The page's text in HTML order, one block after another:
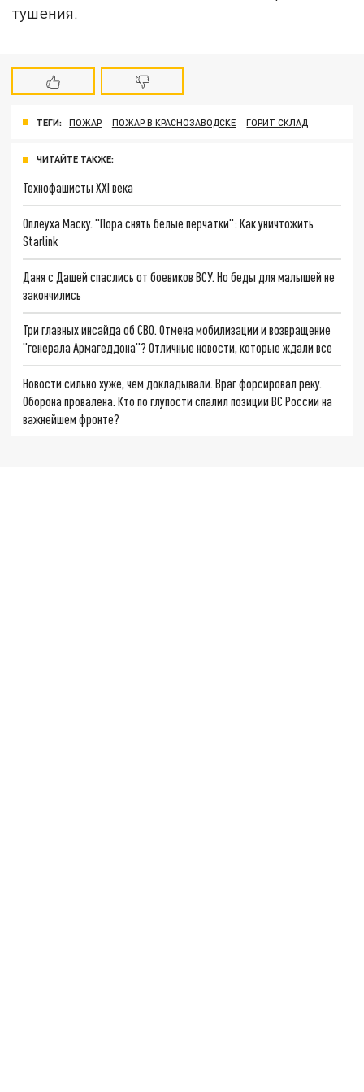
тушения.
ТЕГИ: ПОЖАР ПОЖАР В КРАСНОЗАВОДСКЕ ГОРИТ СКЛАД
ЧИТАЙТЕ ТАКЖЕ:
Технофашисты XXI века
Оплеуха Маску. "Пора снять белые перчатки": Как уничтожить
Starlink
Даня с Дашей спаслись от боевиков ВСУ. Но беды для малышей не
закончились
Три главных инсайда об СВО. Отмена мобилизации и возвращение
"генерала Армагеддона"? Отличные новости, которые ждали все
Новости сильно хуже, чем докладывали. Враг форсировал реку.
Оборона провалена. Кто по глупости спалил позиции ВС России на
важнейшем фронте?